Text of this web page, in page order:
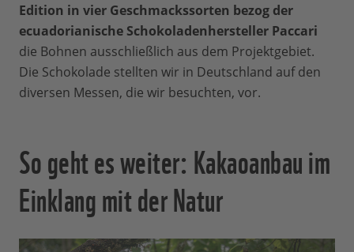
Edition in vier Geschmackssorten bezog der
ecuadorianische Schokoladenhersteller Paccari
die Bohnen ausschließlich aus dem Projektgebiet.
Die Schokolade stellten wir in Deutschland auf den
diversen Messen, die wir besuchten, vor.
So geht es weiter: Kakaoanbau im
Einklang mit der Natur